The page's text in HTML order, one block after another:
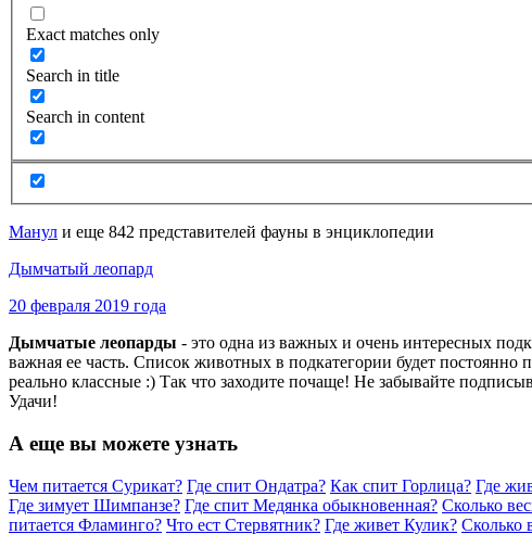
Exact matches only
Search in title
Search in content
Манул и еще 842 представителей фауны в энциклопедии
Дымчатый леопард
20 февраля 2019 года
Дымчатые леопарды - это одна из важных и очень интересных
важная ее часть. Список животных в подкатегории будет
реально классные :) Так что заходите почаще! Не забывайте
Удачи!
А еще вы можете узнать
Чем питается Сурикат? Где спит Ондатра? Как спит Горлица? Где
Где зимует Шимпанзе? Где спит Медянка обыкновенная? Сколько
питается Фламинго? Что ест Стервятник? Где живет Кулик? Сколько